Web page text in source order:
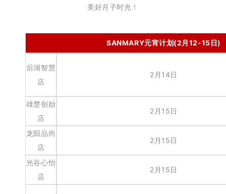
美好月子时光！
SANMARY元宵计划(2月12-15日)
后湖智慧
店
2月14日
雄楚创始
店
2月15日
龙阳品尚
店
2月15日
光谷心怡
店
2月15日